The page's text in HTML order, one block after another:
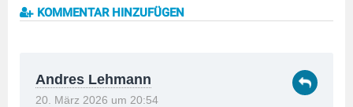
KOMMENTAR HINZUFÜGEN
Andres Lehmann
20. März 2026 um 20:54